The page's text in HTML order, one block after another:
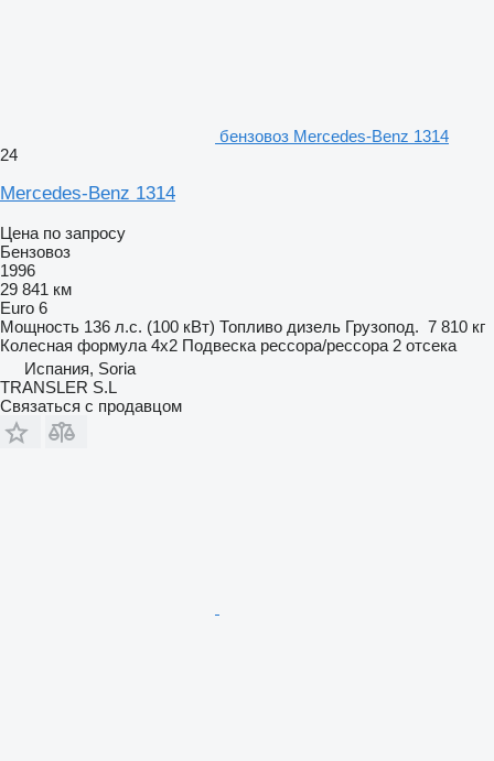
бензовоз Mercedes-Benz 1314
24
Mercedes-Benz 1314
Цена по запросу
Бензовоз
1996
29 841 км
Euro 6
Мощность 136 л.с. (100 кВт) Топливо дизель Грузопод. 7 810 кг
Колесная формула 4x2 Подвеска рессора/рессора 2 отсека
Испания, Soria
TRANSLER S.L
Связаться с продавцом